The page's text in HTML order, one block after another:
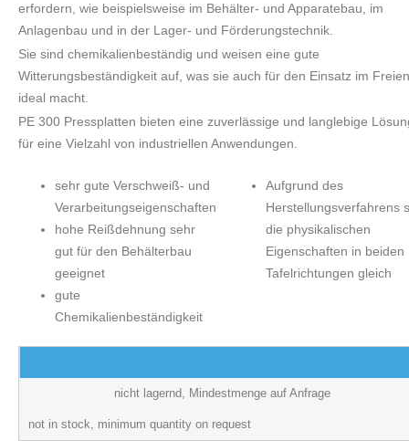
erfordern, wie beispielsweise im Behälter- und Apparatebau, im
Anlagenbau und in der Lager- und Förderungstechnik.
Sie sind chemikalienbeständig und weisen eine gute
Witterungsbeständigkeit auf, was sie auch für den Einsatz im Freien
ideal macht.
PE 300 Pressplatten bieten eine zuverlässige und langlebige
für eine Vielzahl von industriellen Anwendungen.
sehr gute Verschweiß- und
Verarbeitungseigenschaften
hohe Reißdehnung sehr
gut für den Behälterbau
geeignet
gute
Chemikalienbeständigkeit
Aufgrund des
Herstellungsverfahrens
die physikalischen
Eigenschaften in beiden
Tafelrichtungen gleich
nicht lagernd, Mindestmenge auf Anfrage
not in stock, minimum quantity on request